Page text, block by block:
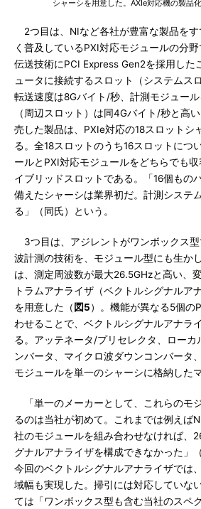
シャーシを用意した。AXIe対応機の製品
2つ目は、NIなど各社が豊富な製品を
く普及しているPXI対応モジュールの分
伝送技術にPCI Express Gen2を採用した
ュータに接続するスロット（システムス
転送速度は8Gバイト/秒、計測モジュー
（周辺スロット）は同4Gバイト/秒と高
売した製品は、PXIe対応の18スロットシ
る。全18スロットのうち16スロットにつ
ールとPXI対応モジュールをどちらでも
イブリッドスロットである。「16個もの
備えたシャーシは業界初だ。計測システ
る」（同氏）という。
3つ目は、アジレントがワンボックス型
波計測の技術を、モジュール型にも生か
は、測定周波数が最大26.5GHzと高い、
トラムアナライザ（ベクトルシグナルア
を用意した（ 図5）。機能が異なる5個の
わせることで、ベクトルシグナルアナラ
る。アッテネータ/プリセレクタ、ローカ
ンバータ、マイクロ波ダウンコンバータ
モジュールを単一のシャーシに格納した
「単一のメーカーとして、これらのモ
るのは当社が初めて。これまでは例えば
社のモジュールを組み合わせなければ、
グナルアナライザを構成できなかった」
今回のベクトルシグナルアナライザでは
域幅も実現した。掃引には対応していな
ては「ワンボックス型も含む当社のスペ